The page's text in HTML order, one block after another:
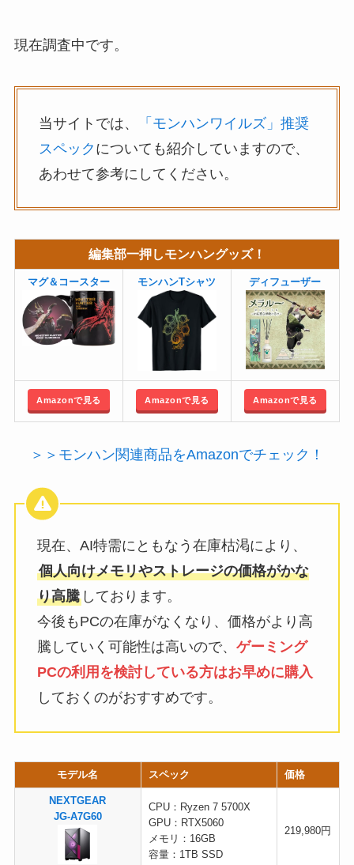
現在調査中です。
当サイトでは、
「モンハンワイルズ」推奨
スペック についても紹介していますので、
あわせて参考にしてください。
編集部一押しモンハングッズ！
マグ＆コースター モンハンTシャツ ディフューザー
Amazonで見る Amazonで見る Amazonで見る
＞＞モンハン関連商品をAmazonでチェック！
現在、AI特需にともなう在庫枯渇により、
個人向けメモリやストレージの価格がかな
り高騰しております。
今後もPCの在庫がなくなり、価格がより高
騰していく可能性は高いので、 ゲーミング
PCの利用を検討している方はお早めに購入
しておくのがおすすめです。
モデル名 スペック 価格
NEXTGEAR
JG-A7G60
CPU：Ryzen 7 5700X
GPU：RTX5060
メモリ：16GB
容量：1TB SSD
219,980円